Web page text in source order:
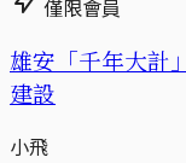
僅限會員
雄安「千年大計
建設
小飛